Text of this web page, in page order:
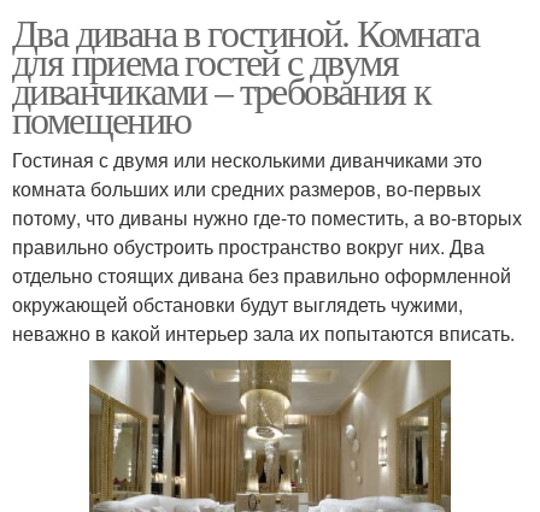
Два дивана в гостиной. Комната
для приема гостей с двумя
диванчиками – требования к
помещению
Гостиная с двумя или несколькими диванчиками это
комната больших или средних размеров, во-первых
потому, что диваны нужно где-то поместить, а во-вторых
правильно обустроить пространство вокруг них. Два
отдельно стоящих дивана без правильно оформленной
окружающей обстановки будут выглядеть чужими,
неважно в какой интерьер зала их попытаются вписать.